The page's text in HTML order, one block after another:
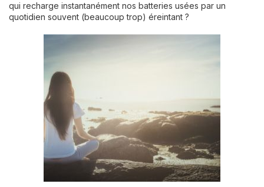
qui recharge instantanément nos batteries usées par un
quotidien souvent (beaucoup trop) éreintant ?